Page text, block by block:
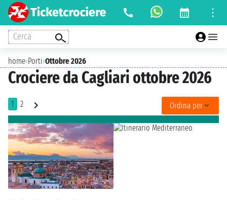
Cerca
home›Porti›Ottobre 2026
Crociere da Cagliari ottobre 2026
1 2 Ordina per